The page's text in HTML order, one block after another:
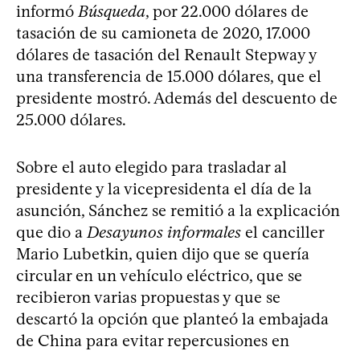
informó Búsqueda, por 22.000 dólares de
tasación de su camioneta de 2020, 17.000
dólares de tasación del Renault Stepway y
una transferencia de 15.000 dólares, que el
presidente mostró. Además del descuento de
25.000 dólares.
Sobre el auto elegido para trasladar al
presidente y la vicepresidenta el día de la
asunción, Sánchez se remitió a la explicación
que dio a Desayunos informales el canciller
Mario Lubetkin, quien dijo que se quería
circular en un vehículo eléctrico, que se
recibieron varias propuestas y que se
descartó la opción que planteó la embajada
de China para evitar repercusiones en